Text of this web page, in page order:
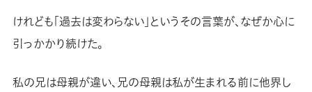
けれども「過去は変わらない」というその言葉が、なぜか心に
引っかかり続けた。
私の兄は母親が違い、兄の母親は私が生まれる前に他界し